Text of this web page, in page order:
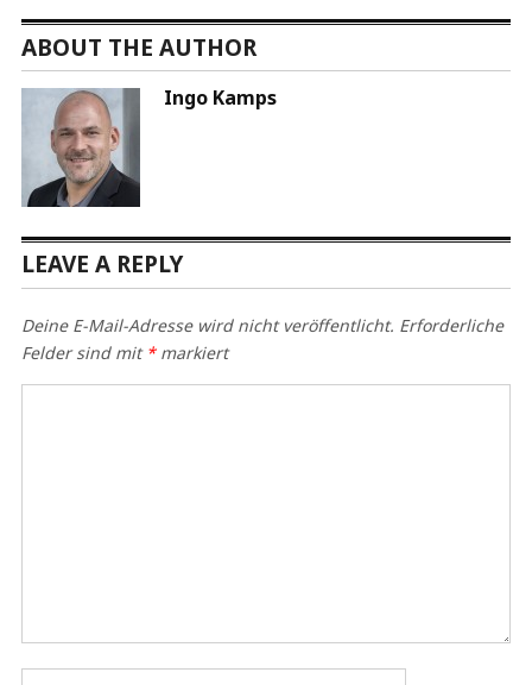
ABOUT THE AUTHOR
Ingo Kamps
LEAVE A REPLY
Deine E-Mail-Adresse wird nicht veröffentlicht. Erforderliche
Felder sind mit *markiert